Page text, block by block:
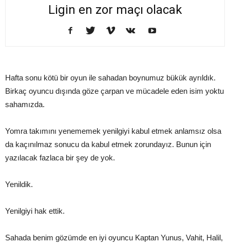
Ligin en zor maçı olacak
Hafta sonu kötü bir oyun ile sahadan boynumuz bükük ayrıldık.
Birkaç oyuncu dışında göze çarpan ve mücadele eden isim yoktu
sahamızda.
Yomra takımını yenememek yenilgiyi kabul etmek anlamsız olsa
da kaçınılmaz sonucu da kabul etmek zorundayız. Bunun için
yazılacak fazlaca bir şey de yok.
Yenildik.
Yenilgiyi hak ettik.
Sahada benim gözümde en iyi oyuncu Kaptan Yunus, Vahit, Halil,